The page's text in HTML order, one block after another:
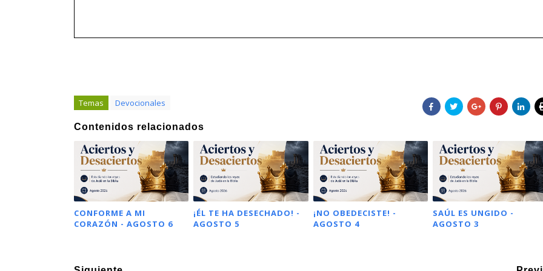
Temas Devocionales
Contenidos relacionados
CONFORME A MI
CORAZÓN - AGOSTO 6
¡ÉL TE HA DESECHADO! -
AGOSTO 5
¡NO OBEDECISTE! -
AGOSTO 4
SAÚL ES UNGIDO -
AGOSTO 3